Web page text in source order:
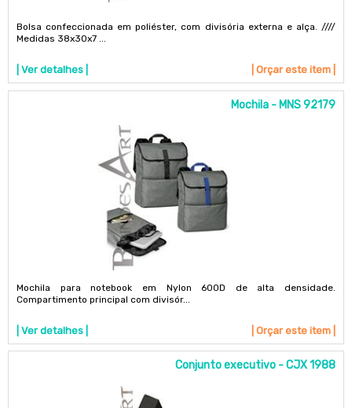
Bolsa confeccionada em poliéster, com divisória externa e alça. ////
Medidas 38x30x7 ...
| Ver detalhes | | Orçar este item |
Mochila - MNS 92179
Mochila para notebook em Nylon 600D de alta densidade.
Compartimento principal com divisór...
| Ver detalhes | | Orçar este item |
Conjunto executivo - CJX 1988